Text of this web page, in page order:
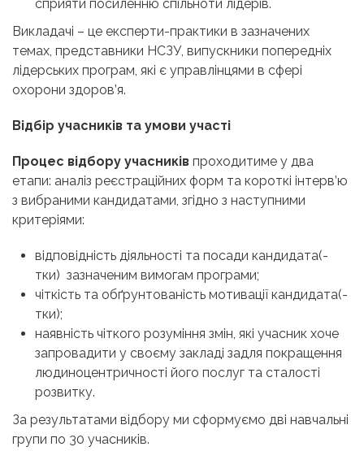
сприяти посиленню спільноти лідерів.
Викладачі – це експерти-практики в зазначених
темах, представники НСЗУ, випускники попередніх
лідерських програм, які є управлінцями в сфері
охорони здоров’я.
Відбір учасників та умови участі
Процес відбору учасників проходитиме у два
етапи: аналіз реєстраційних форм та короткі інтерв’ю
з вибраними кандидатами, згідно з наступними
критеріями:
відповідність діяльності та посади кандидата(-
тки) зазначеним вимогам програми;
чіткість та обґрунтованість мотивації кандидата(-
тки);
наявність чіткого розуміння змін, які учасник хоче
запровадити у своєму закладі задля покращення
людиноцентричності його послуг та сталості
розвитку.
За результатами відбору ми сформуємо дві навчальні
групи по 30 учасників.